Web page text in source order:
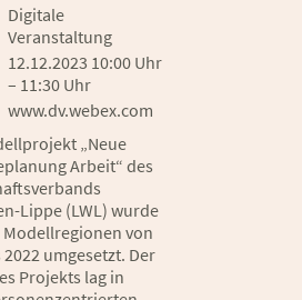
Digitale
Veranstaltung
12.12.2023 10:00 Uhr
– 11:30 Uhr
www.dv.webex.com
„Neue
Arbeit“ des
Lippe (LWL) wurde
Modellregionen von
2022 umgesetzt. Der
Projekts lag in